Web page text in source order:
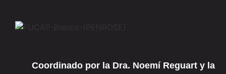
Coordinado por la Dra. Noemí Reguart y la